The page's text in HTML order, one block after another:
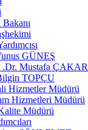
GÜNEŞ
.Dr. Mustafa ÇAKAR
TOPÇU
Hizmetler Müdürü
Hizmetleri Müdürü
Müdürü